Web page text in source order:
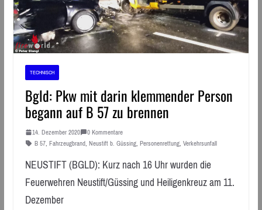
TECHNISCH
Bgld: Pkw mit darin klemmender Person
begann auf B 57 zu brennen
14. Dezember 2020
0 Kommentare
B 57, Fahrzeugbrand, Neustift b. Güssing, Personenrettung, Verkehrsunfall
NEUSTIFT (BGLD): Kurz nach 16 Uhr wurden die
Feuerwehren Neustift/Güssing und Heiligenkreuz am 11.
Dezember